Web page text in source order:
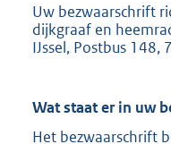
Uw bezwaarschrift
dijkgraaf en
IJssel, Postbus 148,
Wat staat er in uw
Het bezwaarschrift